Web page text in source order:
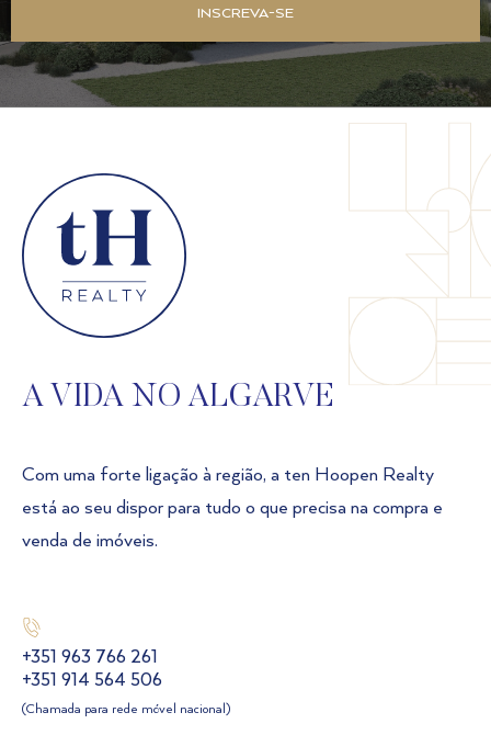
INSCREVA-SE
A VIDA NO ALGARVE
Com uma forte ligação à região, a ten Hoopen Realty
está ao seu dispor para tudo o que precisa na compra e
venda de imóveis.
+351 963 766 261
+351 914 564 506
(Chamada para rede móvel nacional)